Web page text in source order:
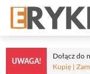
Przejdź
treści
UWAGA!
Dołącz do
Kupię |